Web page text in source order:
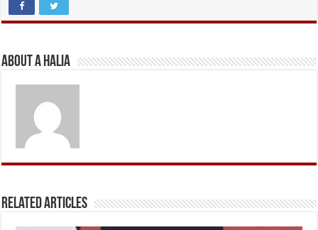
About A Halia
Related Articles